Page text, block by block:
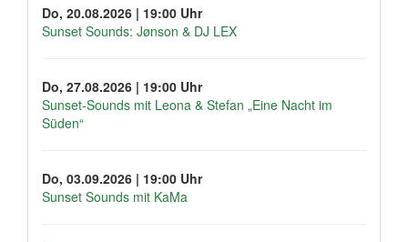
Do, 20.08.2026 | 19:00 Uhr
Sunset Sounds: Jønson & DJ LEX
Do, 27.08.2026 | 19:00 Uhr
Sunset-Sounds mit Leona & Stefan „Eine Nacht im
Süden“
Do, 03.09.2026 | 19:00 Uhr
Sunset Sounds mit KaMa